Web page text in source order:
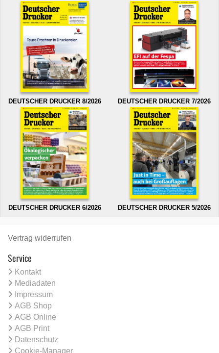
DEUTSCHER DRUCKER 8/2026 DEUTSCHER DRUCKER 7/2026
DEUTSCHER DRUCKER 6/2026 DEUTSCHER DRUCKER 5/2026
Vertrag widerrufen
Service
Kontakt
Mediadaten
Impressum
AGB Shop
AGB Online
AGB Print
Datenschutz
Cookie-Manager